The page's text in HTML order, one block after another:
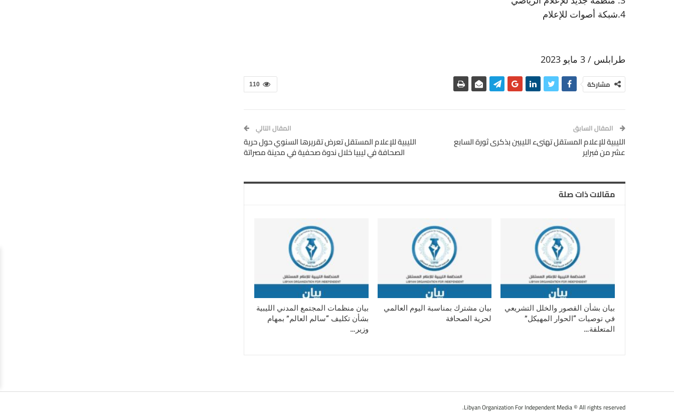
4.شبكة أصوات للإعلام
طرابلس / 3 مايو 2023
110 مشاركة
المقال السابق
الليبية للإعلام المستقل تهنىء الليبين بذكرى ثورة السابع
عشر من فبراير
المقال التالي
الليبية للإعلام المستقل تعرض تقريرها السنوي حول حرية
الصحافة في ليبيا خلال ندوة صحفية في مدينة مصراتة
مقالات ذات صلة
بيان بشأن القصور والخلل التشريعي
في توصيات “الحوار المهيكل”
المتعلقة…
بيان مشترك بمناسبة اليوم العالمي
لحرية الصحافة
بيان منظمات المجتمع المدني الليبية
بشأن تكليف “سالم العالم” بمهام
وزير…
Libyan Organization For Independent Media © All rights reserved.